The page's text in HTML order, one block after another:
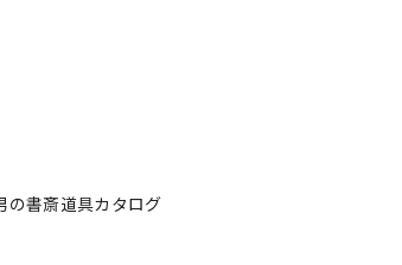
の書斎道具カタログ